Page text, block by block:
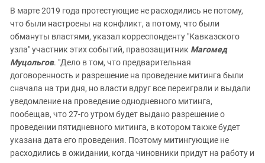
В марте 2019 года протестующие не расходились не потому,
что были настроены на конфликт, а потому, что были
обмануты властями, указал корреспонденту "Кавказского
узла" участник этих событий, правозащитник Магомед
Муцольгов. "Дело в том, что предварительная
договоренность и разрешение на проведение митинга были
сначала на три дня, но власти вдруг все переиграли и выдали
уведомление на проведение однодневного митинга,
пообещав, что 27-го утром будет выдано разрешение о
проведении пятидневного митинга, в котором также будет
указана дата его проведения. Поэтому митингующие не
расходились в ожидании, когда чиновники придут на работу и